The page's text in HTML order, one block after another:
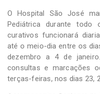
O Hospital São José
Pediátrica durante
curativos funcionará
até o meio-dia entre os
dezembro a 4 de
consultas e marcações
terças-feiras, nos dias 23,